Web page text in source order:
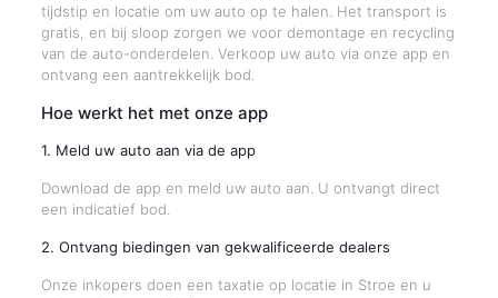
tijdstip en locatie om uw auto op te halen. Het transport is
gratis, en bij sloop zorgen we voor demontage en recycling
van de auto-onderdelen. Verkoop uw auto via onze app en
ontvang een aantrekkelijk bod.
Hoe werkt het met onze app
1. Meld uw auto aan via de app
Download de app en meld uw auto aan. U ontvangt direct
een indicatief bod.
2. Ontvang biedingen van gekwalificeerde dealers
Onze inkopers doen een taxatie op locatie in Stroe en u